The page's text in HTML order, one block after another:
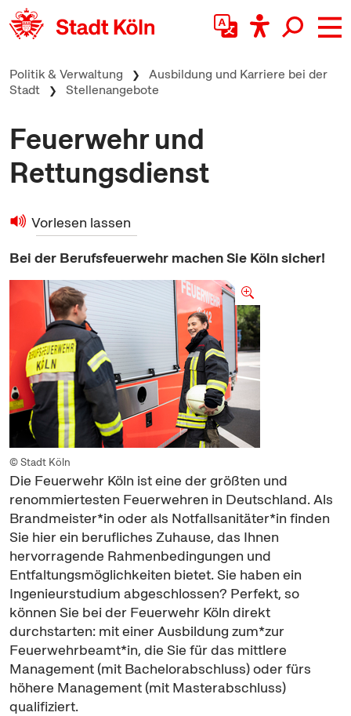
zum Inhalt springen
Politik & Verwaltung
Ausbildung und Karriere bei der
Stadt
Stellenangebote
Feuerwehr und
Rettungsdienst
Vorlesen lassen
Bei der Berufsfeuerwehr machen Sie Köln sicher!
© Stadt Köln
Die Feuerwehr Köln ist eine der größten und
renommiertesten Feuerwehren in Deutschland. Als
Brandmeister*in oder als Notfallsanitäter*in finden
Sie hier ein berufliches Zuhause, das Ihnen
hervorragende Rahmenbedingungen und
Entfaltungsmöglichkeiten bietet. Sie haben ein
Ingenieurstudium abgeschlossen? Perfekt, so
können Sie bei der Feuerwehr Köln direkt
durchstarten: mit einer Ausbildung zum*zur
Feuerwehrbeamt*in, die Sie für das mittlere
Management (mit Bachelorabschluss) oder fürs
höhere Management (mit Masterabschluss)
qualifiziert.